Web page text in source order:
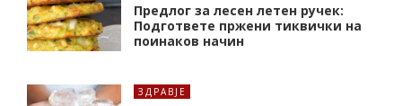
Предлог за лесен летен ручек:
Подгответе пржени тиквички на
поинаков начин
ЗДРАВЈЕ